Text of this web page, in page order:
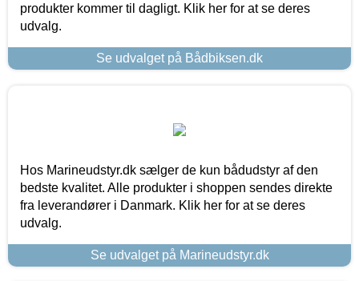
produkter kommer til dagligt. Klik her for at se deres
udvalg.
Se udvalget på Bådbiksen.dk
Hos Marineudstyr.dk sælger de kun bådudstyr af den
bedste kvalitet. Alle produkter i shoppen sendes direkte
fra leverandører i Danmark. Klik her for at se deres
udvalg.
Se udvalget på Marineudstyr.dk